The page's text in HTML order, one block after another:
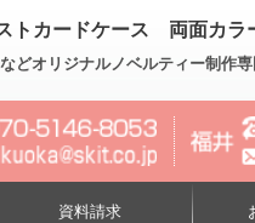
トカードケース 両面カ
どオリジナルノベルティー制
資料請求